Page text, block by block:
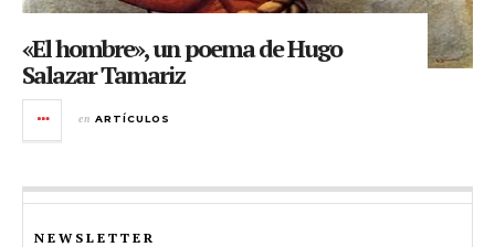
«El hombre», un poema de Hugo
Salazar Tamariz
en ARTÍCULOS
NEWSLETTER